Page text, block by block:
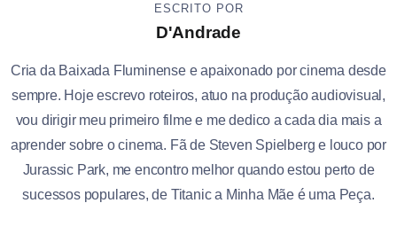
ESCRITO POR
D'Andrade
Cria da Baixada Fluminense e apaixonado por cinema desde
sempre. Hoje escrevo roteiros, atuo na produção audiovisual,
vou dirigir meu primeiro filme e me dedico a cada dia mais a
aprender sobre o cinema. Fã de Steven Spielberg e louco por
Jurassic Park, me encontro melhor quando estou perto de
sucessos populares, de Titanic a Minha Mãe é uma Peça.